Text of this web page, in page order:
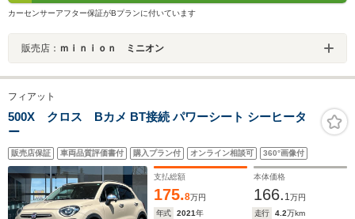
カーセンサーアフター保証がBプランに付いています
販売店： ｍｉｎｉｏｎ ミニオン
フィアット
500X クロス Bカメ BT接続 パワーシート シーヒータ
ー
販売店保証 車両品質評価書付 購入プラン付 オンライン相談可 360°画像付
支払総額
175.8万円
本体価格
166. 1万円
年式
2021年 走行 4.2万km